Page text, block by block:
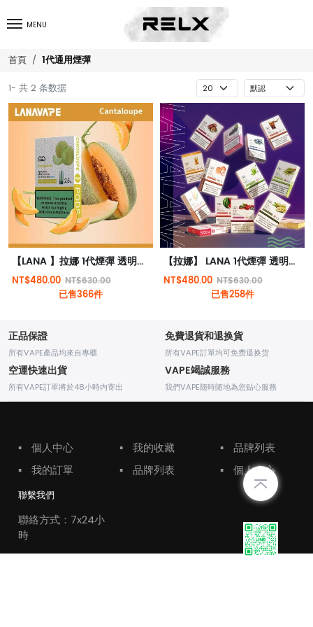
MENU
首頁 1代通用煙彈
1- 共 2 条数据
【LANA 】拉娜 1代煙彈 透明煙彈 | RELX 1代電子煙機通用 | 極度薄荷感
NT$480.00 NT$630.00
已售366件
【拉娜】 LANA 1代煙彈 透明煙彈 | RELX 1代電子煙機通用 | 極度薄荷感
NT$480.00 NT$630.00
已售258件
正品保證
所有VAPE產品均來自專櫃
免費退貨和退换貨
所有VAPE訂單均可免费退换货
空運快速出貨
所有VAPE訂單將於48小時内寄出
VAPE竭誠服務
我們VAPE随時随地為您贴心服務
▪
個人中心
▪
我的訂單
▪
我的收藏
▪
品牌列表
▪
品牌列表
▪
個人中心
聯繫我們
聯絡方式：7x24小
時